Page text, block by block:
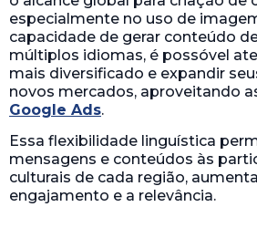
especialmente no uso de
capacidade de gerar conteúdo
múltiplos idiomas, é possóvel
mais diversificado e expandir
novos mercados, aproveitando
Google Ads.
Essa flexibilidade linguística
mensagens e conteúdos às
culturais de cada região,
engajamento e a relevância.